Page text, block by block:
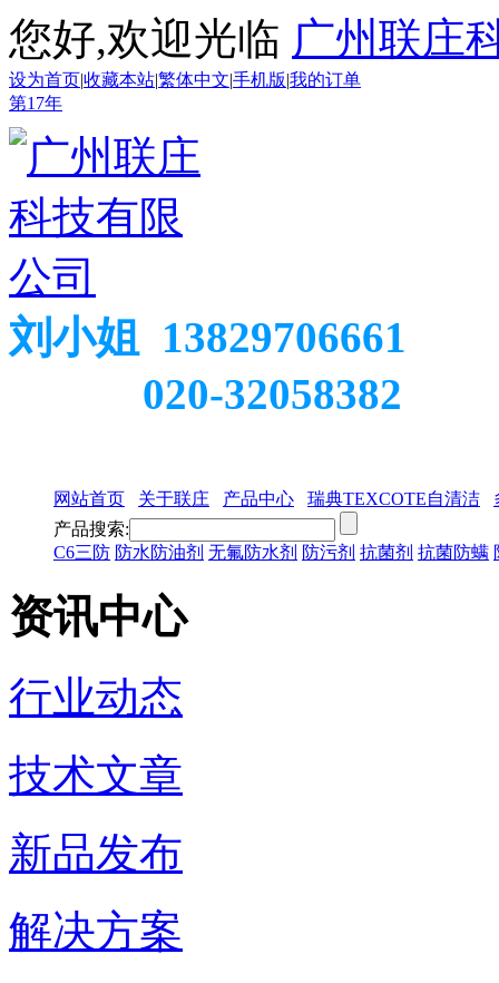
您好,欢迎光临 广州联庄
设为首页|收藏本站|繁体中文|手机版|我的订单
第17年
刘小姐 13829706661
020-32058382
网站首页 关于联庄 产品中心 瑞典TEXCOTE自清洁
产品搜索:
C6三防 防水防油剂 无氟防水剂 防污剂 抗菌剂 抗菌防螨
资讯中心
行业动态
技术文章
新品发布
解决方案